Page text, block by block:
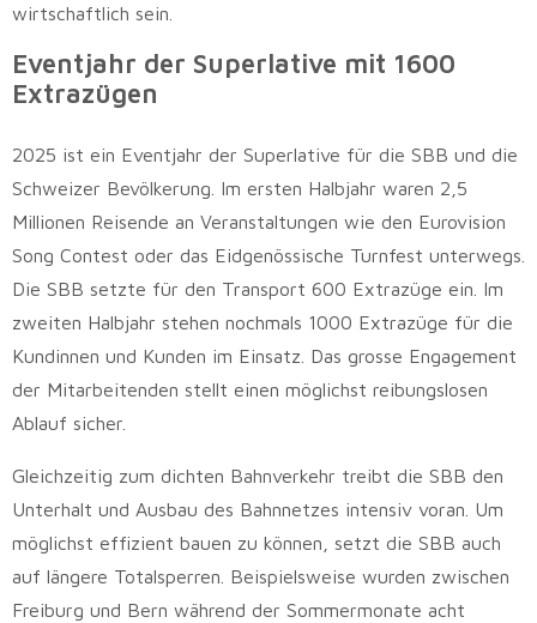
wirtschaftlich sein.
Eventjahr der Superlative mit 1600
Extrazügen
2025 ist ein Eventjahr der Superlative für die SBB und die
Schweizer Bevölkerung. Im ersten Halbjahr waren 2,5
Millionen Reisende an Veranstaltungen wie den Eurovision
Song Contest oder das Eidgenössische Turnfest unterwegs.
Die SBB setzte für den Transport 600 Extrazüge ein. Im
zweiten Halbjahr stehen nochmals 1000 Extrazüge für die
Kundinnen und Kunden im Einsatz. Das grosse Engagement
der Mitarbeitenden stellt einen möglichst reibungslosen
Ablauf sicher.
Gleichzeitig zum dichten Bahnverkehr treibt die SBB den
Unterhalt und Ausbau des Bahnnetzes intensiv voran. Um
möglichst effizient bauen zu können, setzt die SBB auch
auf längere Totalsperren. Beispielsweise wurden zwischen
Freiburg und Bern während der Sommermonate acht